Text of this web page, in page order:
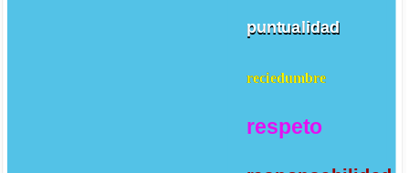
puntualidad
reciedumbre
respeto